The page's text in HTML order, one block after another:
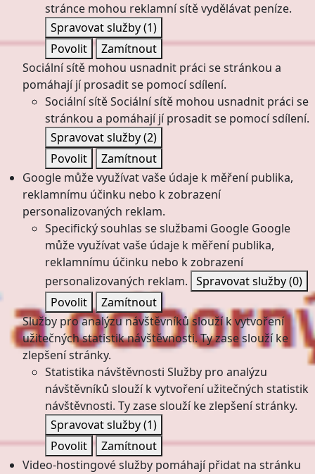
stránce mohou reklamní sítě vydělávat peníze.
Spravovat služby(1)
Povolit
Zamítnout
Sociální sítě mohou usnadnit práci se stránkou a
pomáhají jí prosadit se pomocí sdílení.
Sociální sítěSociální sítě mohou usnadnit práci se
stránkou a pomáhají jí prosadit se pomocí sdílení.
Spravovat služby(2)
Povolit
Zamítnout
Google může využívat vaše údaje k měření publika,
reklamnímu účinku nebo k zobrazení
personalizovaných reklam.
Specifický souhlas se službami Google Google
může využívat vaše údaje k měření publika,
reklamnímu účinku nebo k zobrazení
personalizovaných reklam. Spravovat služby(0)
Povolit
Zamítnout
Služby pro analýzu návštěvníků slouží k vytvoření
užitečných statistik návštěvnosti. Ty zase slouží ke
zlepšení stránky.
Statistika návštěvnosti Služby pro analýzu
návštěvníků slouží k vytvoření užitečných statistik
návštěvnosti. Ty zase slouží ke zlepšení stránky.
Spravovat služby(1)
Povolit
Zamítnout
Video-hostingové služby pomáhají přidat na stránku